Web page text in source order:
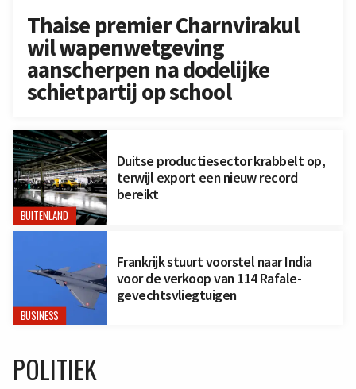
Thaise premier Charnvirakul
wil wapenwetgeving
aanscherpen na dodelijke
schietpartij op school
BUITENLAND
Duitse productiesector krabbelt op,
terwijl export een nieuw record
bereikt
BUSINESS
Frankrijk stuurt voorstel naar India
voor de verkoop van 114 Rafale-
gevechtsvliegtuigen
POLITIEK